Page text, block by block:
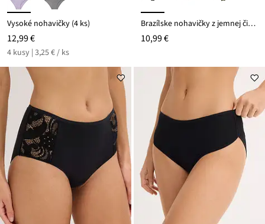
Vysoké nohavičky (4 ks)
12,99 €
4 kusy | 3,25 € / ks
Brazílske nohavičky z jemnej čipky
10,99 €